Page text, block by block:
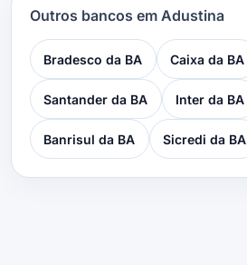
Outros bancos em Adustina
Bradesco da BA Caixa da BA
Santander da BA Inter da BA
Banrisul da BA Sicredi da BA